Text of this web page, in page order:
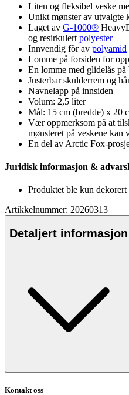
Liten og fleksibel veske
Unikt mønster av utvalgte
Laget av G-1000®
og resirkulert polyester
Innvendig fôr av polyamid
Lomme på forsiden for opp
En lomme med glidelås på
Justerbar skulderrem og
Navnelapp på innsiden
Volum: 2,5 liter
Mål: 15 cm (bredde) x 20
Vær oppmerksom på at
mønsteret på veskene kan
En del av Arctic Fox-
Juridisk informasjon &
Produktet ble kun
Artikkelnummer: 20260313
Detaljert informasjon
Kontakt oss